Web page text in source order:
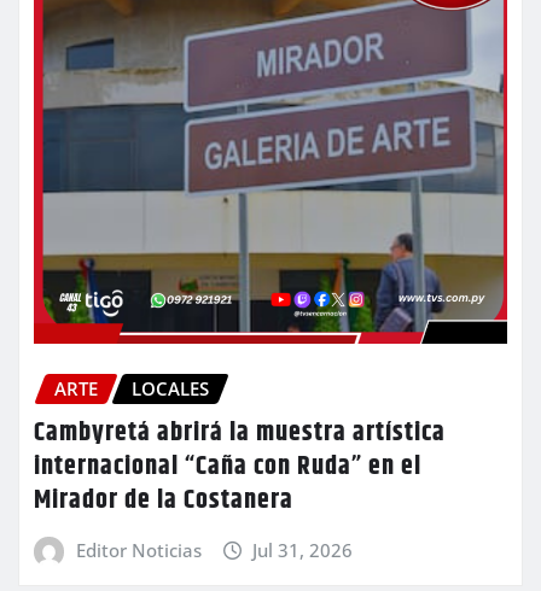
ARTE LOCALES
Cambyretá abrirá la muestra artística
internacional “Caña con Ruda” en el
Mirador de la Costanera
Editor Noticias Jul 31, 2026